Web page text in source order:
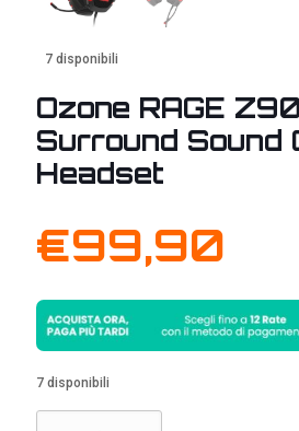
7 disponibili
Ozone RAGE
Surround Sound
Headset
€99,90
7 disponibili